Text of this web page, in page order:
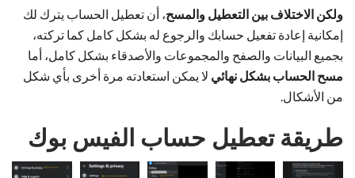
ولكن الاختلاف بين التعطيل والمسح، أن تعطيل الحساب يترك لك
إمكانية إعادة تفعيل حسابك والرجوع له بشكل كامل كما تركته،
بجميع البيانات والصفح والمجموعات والأصدقاء بشكل كامل، أما
مسح الحساب بشكل نهائي لا يمكن استعادته مرة أخرى بأي شكل
من الأشكال.
طريقة تعطيل حساب الفيس بوك